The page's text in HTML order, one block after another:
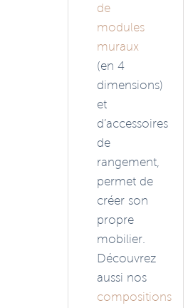
de
modules
muraux
(en 4
dimensions)
et
d’accessoires
de
rangement,
permet de
créer son
propre
mobilier.
Découvrez
aussi nos
compositions